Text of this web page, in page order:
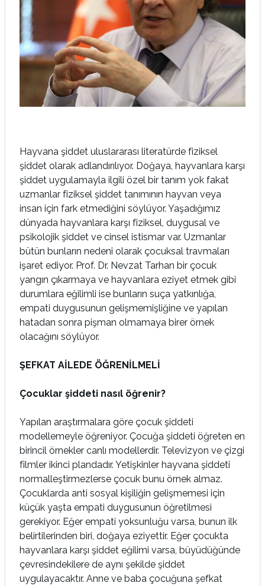
Hayvana şiddet uluslararası literatürde fiziksel
şiddet olarak adlandırılıyor. Doğaya, hayvanlara karşı
şiddet uygulamayla ilgili özel bir tanım yok fakat
uzmanlar fiziksel şiddet tanımının hayvan veya
insan için fark etmediğini söylüyor. Yaşadığımız
dünyada hayvanlara karşı fiziksel, duygusal ve
psikolojik şiddet ve cinsel istismar var. Uzmanlar
bütün bunların nedeni olarak çocuksal travmaları
işaret ediyor. Prof. Dr. Nevzat Tarhan bir çocuk
yangın çıkarmaya ve hayvanlara eziyet etmek gibi
durumlara eğilimli ise bunların suça yatkınlığa,
empati duygusunun gelişmemişliğine ve yapılan
hatadan sonra pişman olmamaya birer örnek
olacağını söylüyor.
ŞEFKAT AİLEDE ÖĞRENİLMELİ
Çocuklar şiddeti nasıl öğrenir?
Yapılan araştırmalara göre çocuk şiddeti
modellemeyle öğreniyor. Çocuğa şiddeti öğreten en
birincil örnekler canlı modellerdir. Televizyon ve çizgi
filmler ikinci plandadır. Yetişkinler hayvana şiddeti
normalleştirmezlerse çocuk bunu örnek almaz.
Çocuklarda anti sosyal kişiliğin gelişmemesi için
küçük yaşta empati duygusunun öğretilmesi
gerekiyor. Eğer empati yoksunluğu varsa, bunun ilk
belirtilerinden biri, doğaya eziyettir. Eğer çocukta
hayvanlara karşı şiddet eğilimi varsa, büyüdüğünde
çevresindekilere de aynı şekilde şiddet
uygulayacaktır. Anne ve baba çocuğuna şefkat